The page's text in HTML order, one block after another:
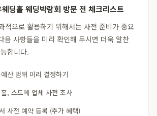
딩홀 웨딩박람회 방문 전 체크리스트
적으로 활용하기 위해서는 사전 준비가 중요
음 사항들을 미리 확인해 두시면 더욱 알찬
합니다.
산 범위 미리 결정하기
, 스드메 업체 사전 조사
사전 예약 등록 (추가 혜택)